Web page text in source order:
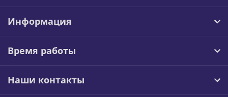
Информация
Время работы
Наши контакты